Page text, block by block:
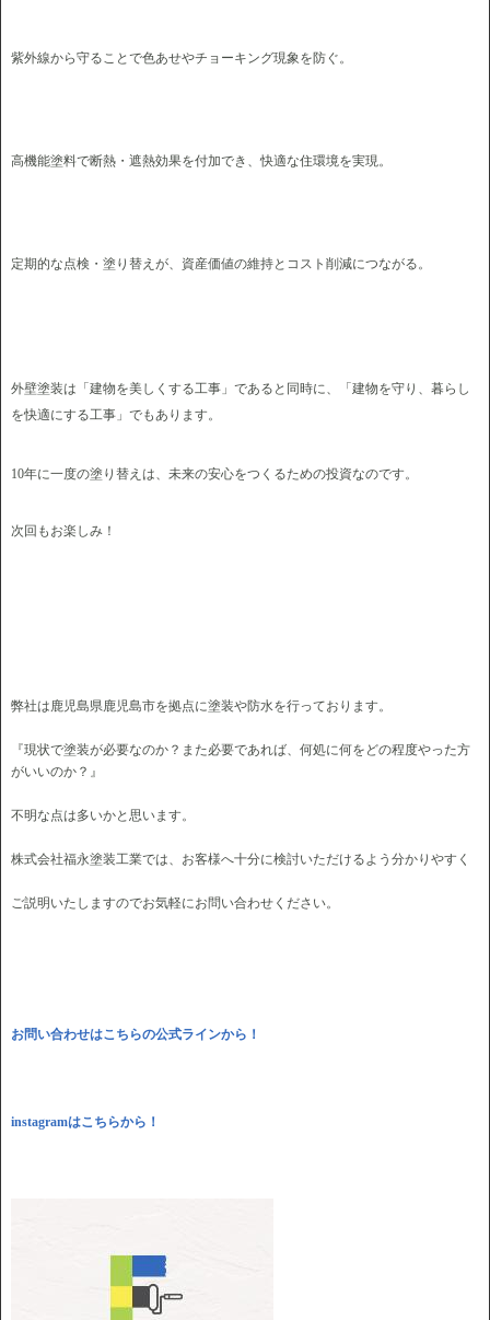
紫外線から守ることで色あせやチョーキング現象を防ぐ。
高機能塗料で断熱・遮熱効果を付加でき、快適な住環境を実現。
定期的な点検・塗り替えが、資産価値の維持とコスト削減につながる。
外壁塗装は「建物を美しくする工事」であると同時に、「建物を守り、暮らし
を快適にする工事」でもあります。
10年に一度の塗り替えは、未来の安心をつくるための投資なのです。
次回もお楽しみ！
弊社は鹿児島県鹿児島市を拠点に塗装や防水を行っております。
『現状で塗装が必要なのか？また必要であれば、何処に何をどの程度やった方
がいいのか？』
不明な点は多いかと思います。
株式会社福永塗装工業では、お客様へ十分に検討いただけるよう分かりやすく
ご説明いたしますのでお気軽にお問い合わせください。
お問い合わせはこちらの公式ラインから！
instagramはこちらから！